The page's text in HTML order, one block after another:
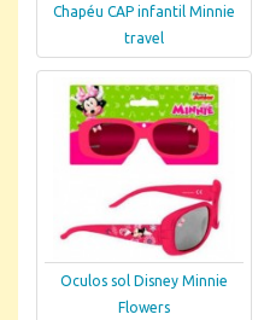
Chapéu CAP infantil Minnie
travel
Oculos sol Disney Minnie
Flowers